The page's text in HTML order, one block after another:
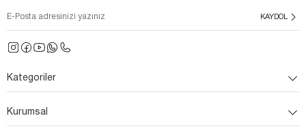
KAYDOL
Kategoriler
Kurumsal